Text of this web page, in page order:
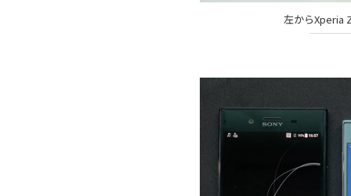
左からXperia